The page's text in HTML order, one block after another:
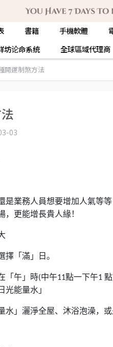
書籍 手機軟體
坊论命系统 全球區域代理商
開運制煞方法
03
是業務人員想要增加人氣等
，更能增長貴人緣！
擇「滿」日。
「午」時(中午11點一下午1 點
光能量水」
水」灑淨全屋、沐浴泡澡，或